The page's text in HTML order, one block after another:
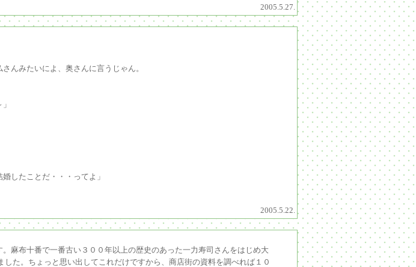
2005.5.27.
んみたいによ、奥さんに言うじゃん。
たことだ・・・ってよ」
2005.5.22.
麻布十番で一番古い３００年以上の歴史のあった一力寿司さんをはじめ大
た。ちょっと思い出してこれだけですから、商店街の資料を調べれば１０